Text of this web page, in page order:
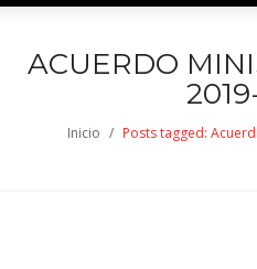
ACUERDO
Inicio / Posts tagged: